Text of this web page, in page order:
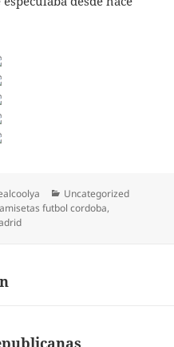
Categorías
Uncategorized
futbol cordoba,